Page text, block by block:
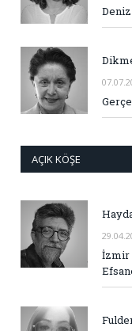
AÇIK KÖŞE
İzmir